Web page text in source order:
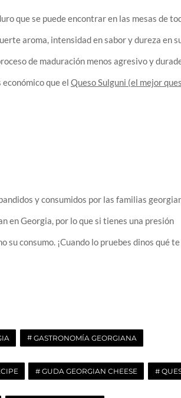
que se puede encontrar en las mesas de
aroma, intensidad en sabor y dureza en
de maduración menos agresivo y
económico que el Queso Sulguni (el mejor
y consumidos por las familias
en Georgia, por lo que si tienes una presión
su consumo. ¡Cuando lo pruebes dinos qué te
GASTRONOMÍA GEORGIANA
GUDA GEORGIAN CHEESE